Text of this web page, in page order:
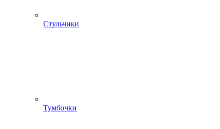
Стульчики
Тумбочки